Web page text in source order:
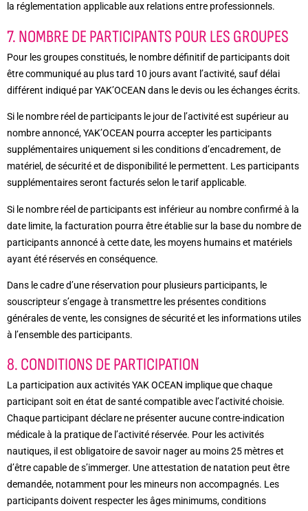
la réglementation applicable aux relations entre professionnels.
7. NOMBRE DE PARTICIPANTS POUR LES GROUPES
Pour les groupes constitués, le nombre définitif de participants doit
être communiqué au plus tard 10 jours avant l’activité, sauf délai
différent indiqué par YAK’OCEAN dans le devis ou les échanges écrits.
Si le nombre réel de participants le jour de l’activité est supérieur au
nombre annoncé, YAK’OCEAN pourra accepter les participants
supplémentaires uniquement si les conditions d’encadrement, de
matériel, de sécurité et de disponibilité le permettent. Les participants
supplémentaires seront facturés selon le tarif applicable.
Si le nombre réel de participants est inférieur au nombre confirmé à la
date limite, la facturation pourra être établie sur la base du nombre de
participants annoncé à cette date, les moyens humains et matériels
ayant été réservés en conséquence.
Dans le cadre d’une réservation pour plusieurs participants, le
souscripteur s’engage à transmettre les présentes conditions
générales de vente, les consignes de sécurité et les informations utiles
à l’ensemble des participants.
8. CONDITIONS DE PARTICIPATION
La participation aux activités YAK OCEAN implique que chaque
participant soit en état de santé compatible avec l’activité choisie.
Chaque participant déclare ne présenter aucune contre-indication
médicale à la pratique de l’activité réservée. Pour les activités
nautiques, il est obligatoire de savoir nager au moins 25 mètres et
d’être capable de s’immerger. Une attestation de natation peut être
demandée, notamment pour les mineurs non accompagnés. Les
participants doivent respecter les âges minimums, conditions